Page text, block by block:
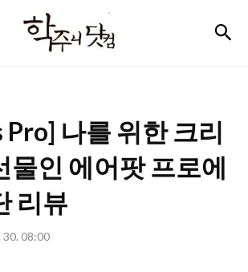
주
컴
나를 위한 크리
물인 에어팟 프로에
리뷰
30. 08:00